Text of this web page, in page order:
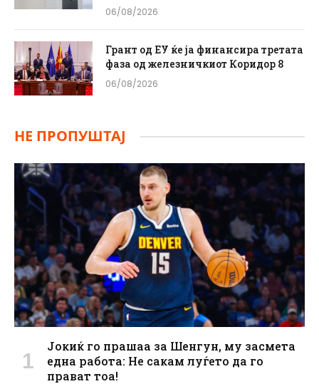
06/08/2026
Грант од ЕУ ќе ја финансира третата
фаза од железничкиот Коридор 8
06/08/2026
НЕ ПРОПУШТАЈ
Јокиќ го прашаа за Шенгун, му засмета
една работа: Не сакам луѓето да го
прават тоа!